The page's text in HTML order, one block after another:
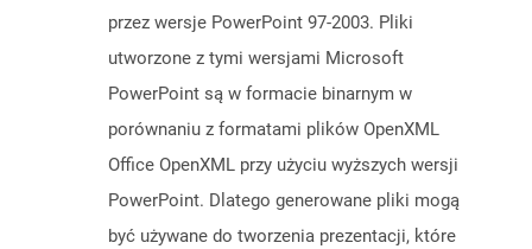
przez wersje PowerPoint 97-2003. Pliki
utworzone z tymi wersjami Microsoft
PowerPoint są w formacie binarnym w
porównaniu z formatami plików OpenXML
Office OpenXML przy użyciu wyższych wersji
PowerPoint. Dlatego generowane pliki mogą
być używane do tworzenia prezentacji, które